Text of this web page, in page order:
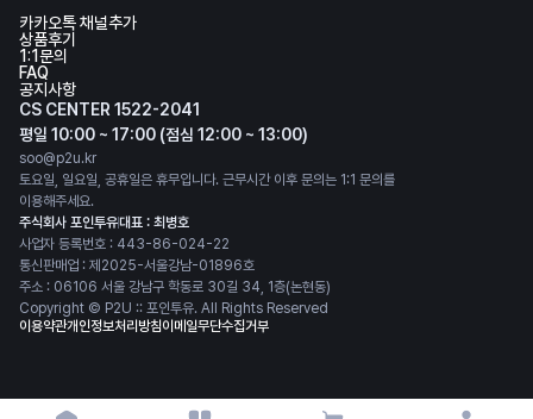
카카오톡 채널추가
상품후기
1:1문의
FAQ
공지사항
CS CENTER 1522-2041
평일 10:00 ~ 17:00 (점심 12:00 ~ 13:00)
soo@p2u.kr
토요일, 일요일, 공휴일은 휴무입니다. 근무시간 이후 문의는 1:1 문의를
이용해주세요.
주식회사 포인투유대표 : 최병호
사업자 등록번호 : 443-86-024-22
통신판매업 : 제2025-서울강남-01896호
주소 : 06106 서울 강남구 학동로 30길 34, 1층(논현동)
Copyright © P2U :: 포인투유. All Rights Reserved
이용약관개인정보처리방침이메일무단수집거부